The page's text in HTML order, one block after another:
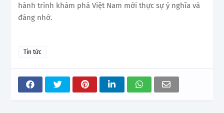
hành trình khám phá Việt Nam mới thực sự ý nghĩa và
đáng nhớ.
Tin tức